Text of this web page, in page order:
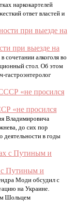
наркокартелей
ответ властей и
при выезде на
сочетании алкоголя во
стол. Об этом
гастроэнтеролог
«не просился
Владимировича
до сих пор
деятельности в годы
с Путиным и
Моди обсудил с
на Украине.
Шольцем